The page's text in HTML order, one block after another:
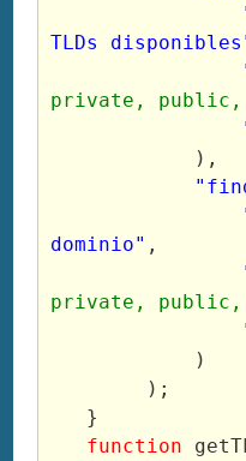
TLDs
private, public,
            ),
dominio" ,
private, public,
            )
        );
   }
function